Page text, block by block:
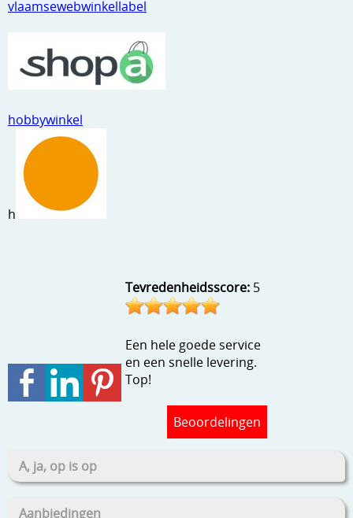
vlaamsewebwinkellabel
hobbywinkel
h
Tevredenheidsscore: 5
Een hele goede service
en een snelle levering.
Top!
Beoordelingen
A, ja, op is op
Aanbiedingen